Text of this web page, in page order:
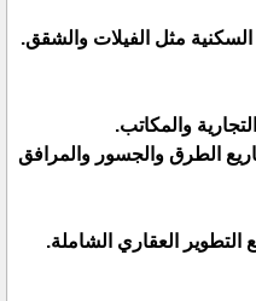
السكنية مثل الفيلات والشقق.
والمكاتب.
الطرق والجسور والمرافق
التطوير العقاري الشاملة.